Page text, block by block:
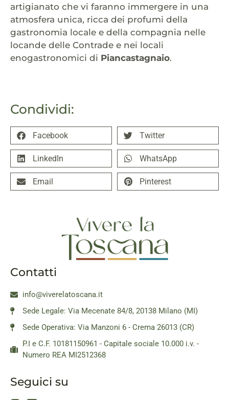
Condividi:
Facebook Twitter
LinkedIn WhatsApp
Email Pinterest
artigianato che vi faranno immergere in una
atmosfera unica, ricca dei profumi della
gastronomia locale e della compagnia nelle
locande delle Contrade e nei locali
enogastronomici di Piancastagnaio.
Contatti
info@viverelatoscana.it
Sede Legale: Via Mecenate 84/8, 20138 Milano (MI)
Sede Operativa: Via Manzoni 6 - Crema 26013 (CR)
P.I e C.F. 10181150961 - Capitale sociale 10.000 i.v. -
Numero REA MI2512368
Seguici su